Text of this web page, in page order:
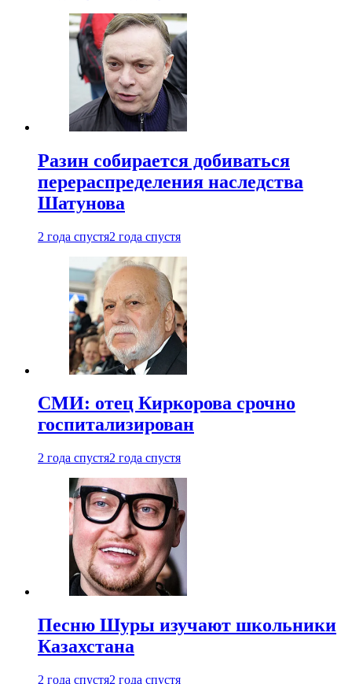
Разин собирается добиваться
перераспределения наследства
Шатунова
2 года спустя2 года спустя
СМИ: отец Киркорова срочно
госпитализирован
2 года спустя2 года спустя
Песню Шуры изучают школьники
Казахстана
2 года спустя2 года спустя